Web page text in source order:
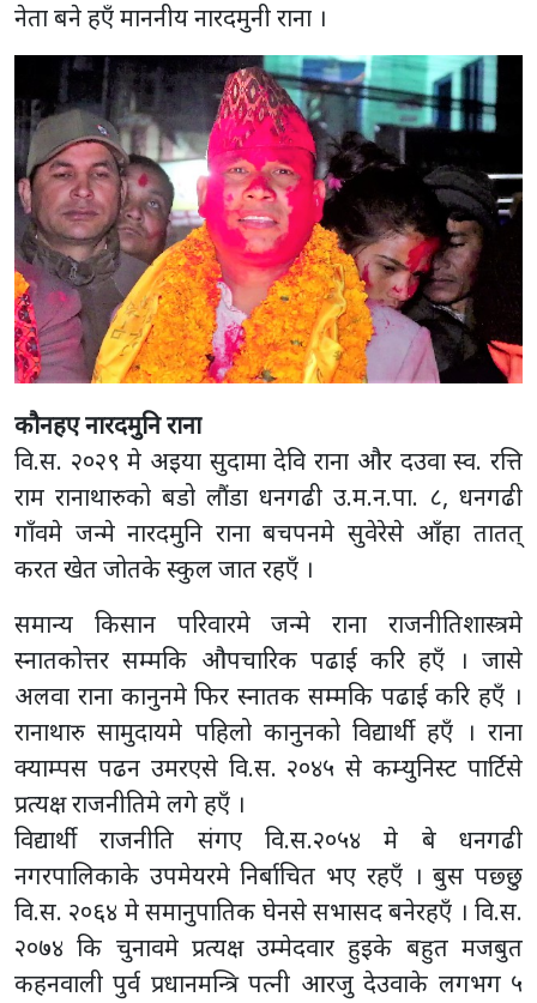
नेता बने हएँ माननीय नारदमुनी राना ।
कौनहए नारदमुनि राना
वि.स. २०२९ मे अइया सुदामा देवि राना और दउवा स्व. रत्ति
राम रानाथारुको बडो लौंडा धनगढी उ.म.न.पा. ८, धनगढी
गाँवमे जन्मे नारदमुनि राना बचपनमे सुवेरेसे आँहा तातत्
करत खेत जोतके स्कुल जात रहएँ ।
समान्य किसान परिवारमे जन्मे राना राजनीतिशास्त्रमे
स्नातकोत्तर सम्मकि औपचारिक पढाई करि हएँ । जासे
अलवा राना कानुनमे फिर स्नातक सम्मकि पढाई करि हएँ ।
रानाथारु सामुदायमे पहिलो कानुनको विद्यार्थी हएँ । राना
क्याम्पस पढन उमरएसे वि.स. २०४५ से कम्युनिस्ट पार्टिसे
प्रत्यक्ष राजनीतिमे लगे हएँ ।
विद्यार्थी राजनीति संगए वि.स.२०५४ मे बे धनगढी
नगरपालिकाके उपमेयरमे निर्बाचित भए रहएँ । बुस पछ्छु
वि.स. २०६४ मे समानुपातिक घेनसे सभासद बनेरहएँ । वि.स.
२०७४ कि चुनावमे प्रत्यक्ष उम्मेदवार हुइके बहुत मजबुत
कहनवाली पुर्व प्रधानमन्त्रि पत्नी आरजु देउवाके लगभग ५